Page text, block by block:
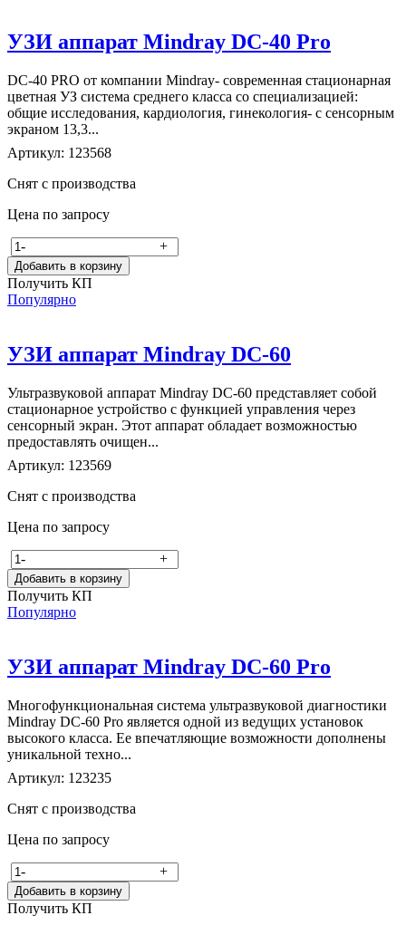
УЗИ аппарат Mindray DC-40 Pro
DC-40 PRO от компании Mindray- современная стационарная
цветная УЗ система среднего класса со специализацией:
общие исследования, кардиология, гинекология- с сенсорным
экраном 13,3...
Артикул: 123568
Снят с производства
Цена по запросу
- +
Добавить в корзину
Получить КП
Популярно
УЗИ аппарат Mindray DC-60
Ультразвуковой аппарат Mindray DC-60 представляет собой
стационарное устройство с функцией управления через
сенсорный экран. Этот аппарат обладает возможностью
предоставлять очищен...
Артикул: 123569
Снят с производства
Цена по запросу
- +
Добавить в корзину
Получить КП
Популярно
УЗИ аппарат Mindray DC-60 Pro
Многофункциональная система ультразвуковой диагностики
Mindray DC-60 Pro является одной из ведущих установок
высокого класса. Ее впечатляющие возможности дополнены
уникальной техно...
Артикул: 123235
Снят с производства
Цена по запросу
- +
Добавить в корзину
Получить КП